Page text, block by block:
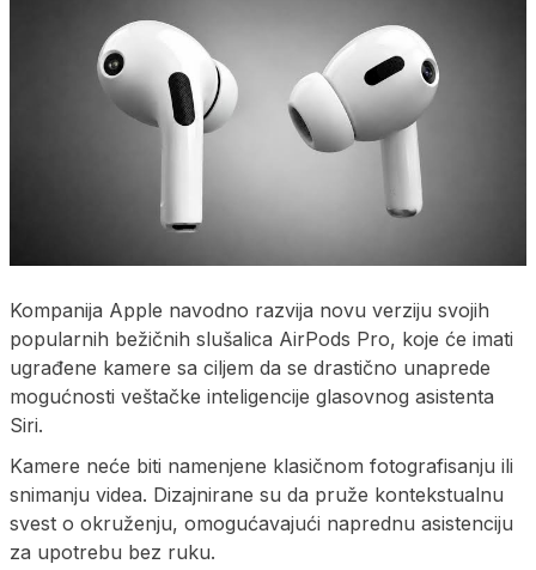
Kompanija Apple navodno razvija novu verziju svojih
popularnih bežičnih slušalica AirPods Pro, koje će imati
ugrađene kamere sa ciljem da se drastično unaprede
mogućnosti veštačke inteligencije glasovnog asistenta
Siri.
Kamere neće biti namenjene klasičnom fotografisanju ili
snimanju videa. Dizajnirane su da pruže kontekstualnu
svest o okruženju, omogućavajući naprednu asistenciju
za upotrebu bez ruku.